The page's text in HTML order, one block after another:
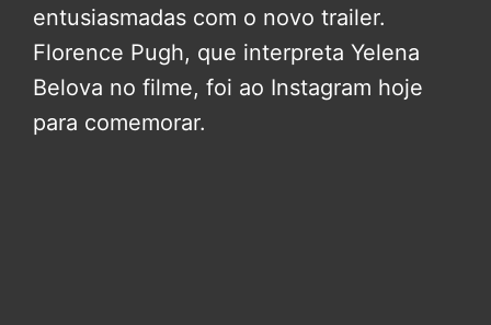
entusiasmadas com o novo trailer.
Florence Pugh, que interpreta Yelena
Belova no filme, foi ao Instagram hoje
para comemorar.